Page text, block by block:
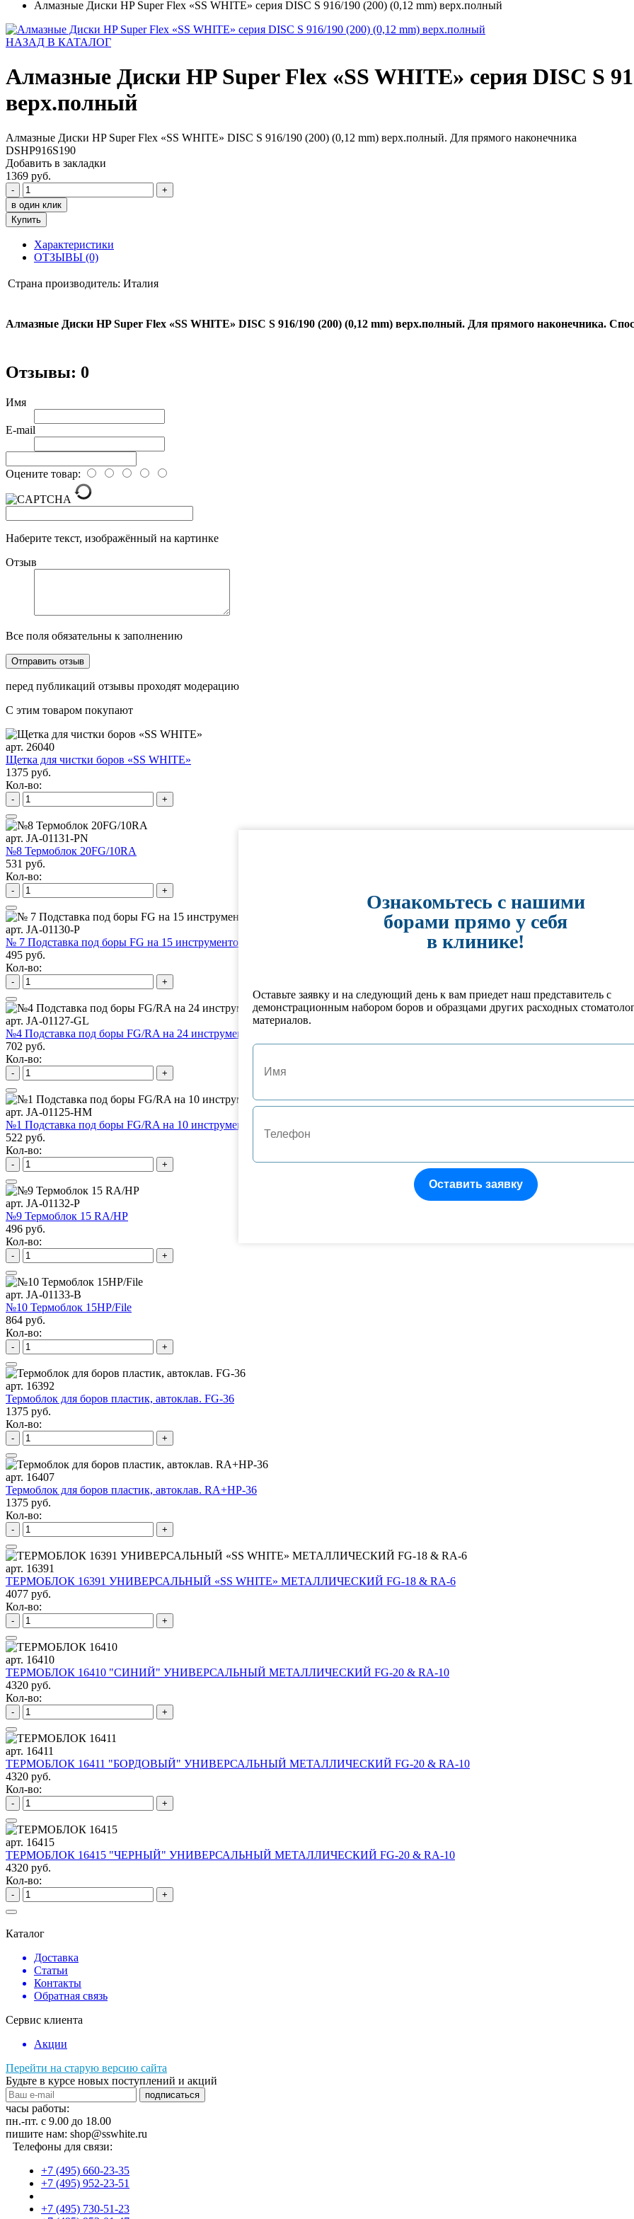
Алмазные Диски HP Super Flex «SS WHITE» серия DISC S 916/190 (200) (0,12 mm) верх.полный
НАЗАД В КАТАЛОГ
Алмазные Диски HP Super Flex «SS WHITE» серия DISC S
верх.полный
Алмазные Диски HP Super Flex «SS WHITE» DISC S 916/190 (200) (0,12 mm) верх.полный. Для прямого наконечника
DSHP916S190
Добавить в закладки
1369 руб.
-
+
в один клик
Купить
Характеристики
ОТЗЫВЫ (0)
Страна производитель: Италия
Алмазные Диски HP Super Flex «SS WHITE» DISC S 916/190 (200) (0,12 mm) верх.полный. Для прямого наконечника.
Отзывы: 0
Имя
E-mail
Оцените товар:
Наберите текст, изображённый на картинке
Отзыв
Все поля обязательны к заполнению
перед публикаций отзывы проходят модерацию
С этим товаром покупают
арт. 26040
Щетка для чистки боров «SS WHITE»
1375 руб.
Кол-во:
- +
арт. JA-01131-PN
№8 Термоблок 20FG/10RA
531 руб.
Кол-во:
- +
арт. JA-01130-P
№ 7 Подставка под боры FG на 15 инструментов
495 руб.
Кол-во:
- +
арт. JA-01127-GL
№4 Подставка под боры FG/RA на 24 инструмента
702 руб.
Кол-во:
- +
арт. JA-01125-HM
№1 Подставка под боры FG/RA на 10 инструментов
522 руб.
Кол-во:
- +
арт. JA-01132-P
№9 Термоблок 15 RA/HP
496 руб.
Кол-во:
- +
арт. JA-01133-B
№10 Термоблок 15HP/File
864 руб.
Кол-во:
- +
арт. 16392
Термоблок для боров пластик, автоклав. FG-36
1375 руб.
Кол-во:
- +
арт. 16407
Термоблок для боров пластик, автоклав. RA+HP-36
1375 руб.
Кол-во:
- +
арт. 16391
ТЕРМОБЛОК 16391 УНИВЕРСАЛЬНЫЙ «SS WHITE» МЕТАЛЛИЧЕСКИЙ FG-18 & RA-6
4077 руб.
Кол-во:
- +
арт. 16410
ТЕРМОБЛОК 16410 "СИНИЙ" УНИВЕРСАЛЬНЫЙ МЕТАЛЛИЧЕСКИЙ FG-20 & RA-10
4320 руб.
Кол-во:
- +
арт. 16411
ТЕРМОБЛОК 16411 "БОРДОВЫЙ" УНИВЕРСАЛЬНЫЙ МЕТАЛЛИЧЕСКИЙ FG-20 & RA-10
4320 руб.
Кол-во:
- +
арт. 16415
ТЕРМОБЛОК 16415 "ЧЕРНЫЙ" УНИВЕРСАЛЬНЫЙ МЕТАЛЛИЧЕСКИЙ FG-20 & RA-10
4320 руб.
Кол-во:
- +
Каталог
Доставка
Статьи
Контакты
Обратная связь
Сервис клиента
Акции
Перейти на старую версию сайта
Будьте в курсе новых поступлений и акций
подписаться
часы работы:
пн.-пт. с 9.00 до 18.00
пишите нам: shop@sswhite.ru
Телефоны для связи:
+7 (495) 660-23-35
+7 (495) 952-23-51
+7 (495) 730-51-23
Ознакомьтесь с нашими
борами прямо у себя
в клинике!
Оставьте заявку и на следующий день к вам приедет наш представитель с
демонстрационным набором боров и образцами других расходных
материалов.
Оставить заявку